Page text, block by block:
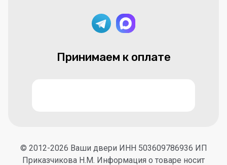
Принимаем к оплате
© 2012-2026 Ваши двери ИНН 503609786936 ИП
Приказчикова Н.М. Информация о товаре носит